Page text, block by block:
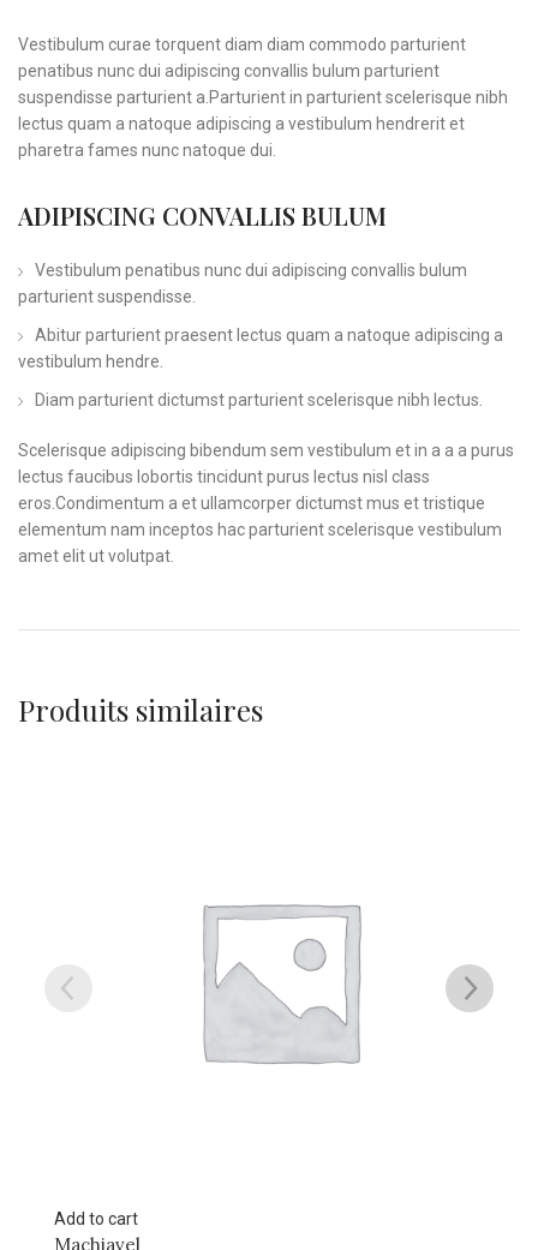
Vestibulum curae torquent diam diam commodo parturient
penatibus nunc dui adipiscing convallis bulum parturient
suspendisse parturient a.Parturient in parturient scelerisque nibh
lectus quam a natoque adipiscing a vestibulum hendrerit et
pharetra fames nunc natoque dui.
ADIPISCING CONVALLIS BULUM
Vestibulum penatibus nunc dui adipiscing convallis bulum
parturient suspendisse.
Abitur parturient praesent lectus quam a natoque adipiscing a
vestibulum hendre.
Diam parturient dictumst parturient scelerisque nibh lectus.
Scelerisque adipiscing bibendum sem vestibulum et in a a a purus
lectus faucibus lobortis tincidunt purus lectus nisl class
eros.Condimentum a et ullamcorper dictumst mus et tristique
elementum nam inceptos hac parturient scelerisque vestibulum
amet elit ut volutpat.
Produits similaires